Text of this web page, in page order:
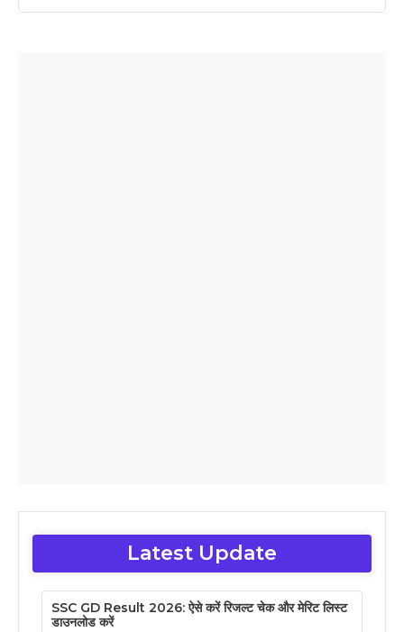
Latest Update
SSC GD Result 2026: ऐसे करें रिजल्ट चेक और मेरिट लिस्ट
डाउनलोड करें